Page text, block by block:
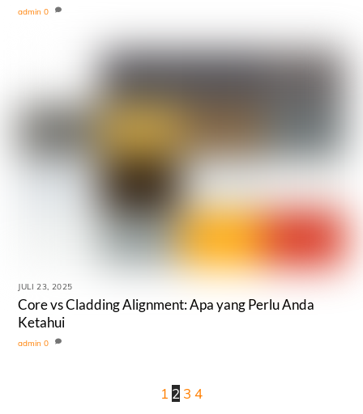
admin 0
JULI 23, 2025
Core vs Cladding Alignment: Apa yang Perlu Anda
Ketahui
admin 0
1 2 3 4